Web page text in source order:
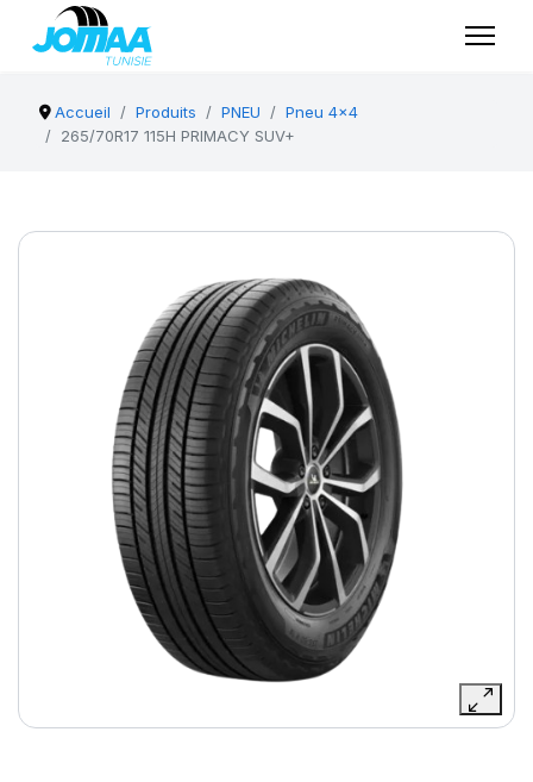
Accueil Produits PNEU
Pneu 4x4
265/70R17 115H PRIMACY SUV+